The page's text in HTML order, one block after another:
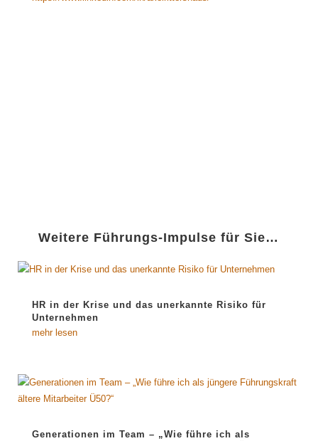
Weitere Führungs-Impulse für Sie…
HR in der Krise und das unerkannte Risiko für
Unternehmen
mehr lesen
Generationen im Team – „Wie führe ich als